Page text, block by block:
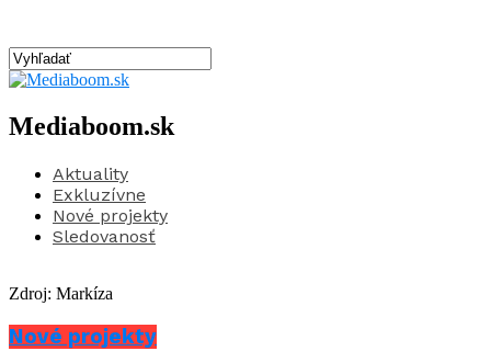
Mediaboom.sk
Aktuality
Exkluzívne
Nové projekty
Sledovanosť
Zdroj: Markíza
Nové projekty